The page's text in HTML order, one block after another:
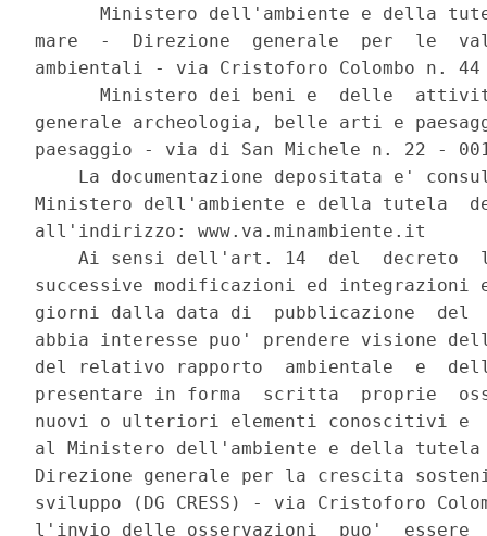
Ministero dell'ambiente e della
mare  -  Direzione  generale  per  le
ambientali - via Cristoforo Colombo n. 44
Ministero dei beni e  delle
generale archeologia, belle arti e
paesaggio - via di San Michele n. 22 -
La documentazione depositata e'
Ministero dell'ambiente e della tutela
all'indirizzo: www.va.minambiente.it
Ai sensi dell'art. 14  del  decreto
successive modificazioni ed
giorni dalla data di  pubblicazione  del
abbia interesse puo' prendere visione
del relativo rapporto  ambientale  e
presentare in forma  scritta  proprie
nuovi o ulteriori elementi conoscitivi
al Ministero dell'ambiente e della
Direzione generale per la crescita
sviluppo (DG CRESS) - via Cristoforo
l'invio delle osservazioni  puo'  essere